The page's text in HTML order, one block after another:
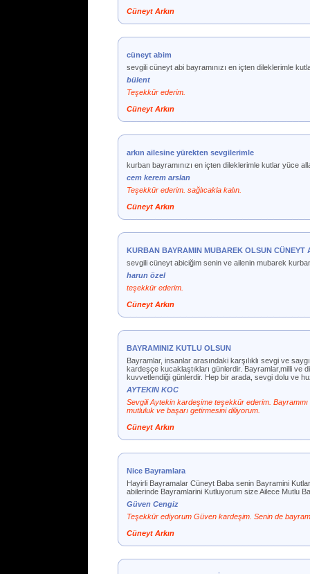
Cüneyt Arkın
cüneyt abim
sevgili cüneyt abi bayramınızı en içten dileklerimle
bülent
Teşekkür ederim.
Cüneyt Arkın
arkın ailesine yürekten sevgilerimle
kurban bayramınızı en içten dileklerimle kutlar yüce
cem kerem arslan
Teşekkür ederim. sağlıcakla kalın.
Cüneyt Arkın
KURBAN BAYRAMIN MUBAREK OLSUN CÜNEYT
sevgili cüneyt abiciğim senin ve ailenin mubarek
harun özel
teşekkür ederim.
Cüneyt Arkın
BAYRAMINIZ KUTLU OLSUN
Bayramlar, insanlar arasındaki karşılıklı sevgi ve
kardeşçe kucaklaştıkları günlerdir. Bayramlar,milli ve
kuvvetlendiği günlerdir. Hep bir arada, sevgi dolu ve
AYTEKIN KOC
Sevgili Aytekin kardeşime teşekkür ederim.
mutluluk ve başarı getirmesini diliyorum.
Cüneyt Arkın
Nice Bayramlara
Hayirli Bayramalar Cüneyt Baba senin Bayramini
abilerinde Bayramlarini Kutluyorum size Ailece Mutlu
Güven Cengiz
Teşekkür ediyorum Güven kardeşim. Senin de
Cüneyt Arkın